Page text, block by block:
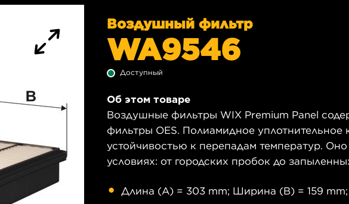
Воздушный фильтр
WA9546
Доступный
Об этом товаре
Воздушные фильтры WIX Premium Panel
фильтры OES. Полиамидное
устойчивостью к перепадам температур.
условиях: от городских пробок до
Длина (A) = 303 mm; Ширина (B) = 159